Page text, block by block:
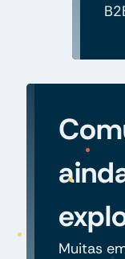
Muitas